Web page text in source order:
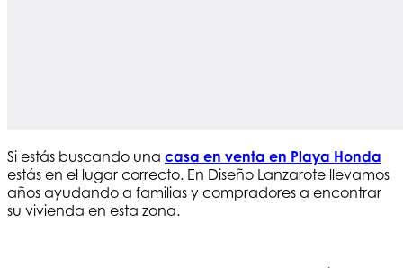
Si estás buscando una casa en venta en Playa Honda
estás en el lugar correcto. En Diseño Lanzarote llevamos
años ayudando a familias y compradores a encontrar
su vivienda en esta zona.